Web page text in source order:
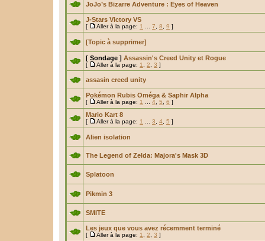
JoJo’s Bizarre Adventure : Eyes of Heaven
J-Stars Victory VS
[ Aller à la page: 1 7 8 9 ]
[Topic à supprimer]
[ Sondage ] Assassin's Creed Unity et Rogue
[ Aller à la page: 1 2 3 ]
assasin creed unity
Pokémon Rubis Oméga & Saphir Alpha
[ Aller à la page: 1 4 5 6 ]
Mario Kart 8
[ Aller à la page: 1 3 4 5 ]
Alien isolation
The Legend of Zelda: Majora's Mask 3D
Splatoon
Pikmin 3
SMITE
Les jeux que vous avez récemment terminé
[ Aller à la page: 1 2 3 ]